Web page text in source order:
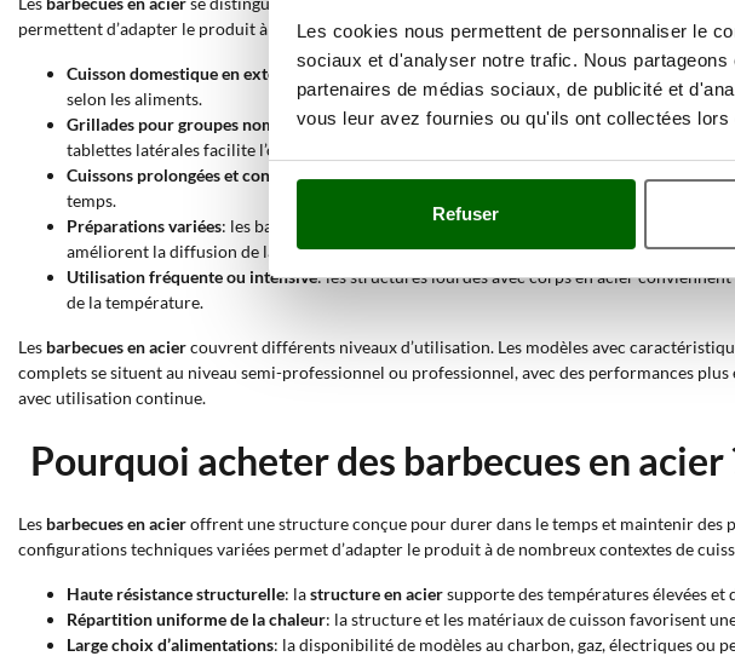
Les cookies nous permettent de personnaliser le
sociaux et d'analyser notre trafic. Nous
partenaires de médias sociaux, de publicité et
vous leur avez fournies ou qu'ils ont collectées
Refuser
permettent d’adapter le produit à des contextes d’utilisation variés, avec une bonne précision
Cuisson domestique en extérieur: les modèles au charbon ou électriques, avec structure
selon les aliments.
Grillades pour groupes nombreux: les barbecues avec grande surface de cuisson et
tablettes latérales facilite l’organisation.
Cuissons prolongées et contrôlées: les modèles avec couvercle et fonction four
temps.
Préparations variées: les barbecues équipés de brûleur latéral ou de systèmes pour
améliorent la diffusion de la chaleur.
Utilisation fréquente ou intensive: les structures lourdes avec corps en acier
de la température.
Les barbecues en aciercouvrent différents niveaux d’utilisation. Les modèles avec
complets se situent au niveau semi-professionnel ou professionnel, avec des performances
avec utilisation continue.
Pourquoi acheter des barbecues en acier
Les barbecues en acieroffrent une structure conçue pour durer dans le temps et maintenir des
configurations techniques variées permet d’adapter le produit à de nombreux contextes de
Haute résistance structurelle: lastructure en aciersupporte des températures élevées
Répartition uniforme de la chaleur: la structure et les matériaux de cuisson favorisent
Large choix d’alimentations: la disponibilité de modèles au charbon, gaz, électriques ou